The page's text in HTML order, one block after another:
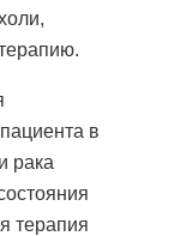
в
рака
терапия